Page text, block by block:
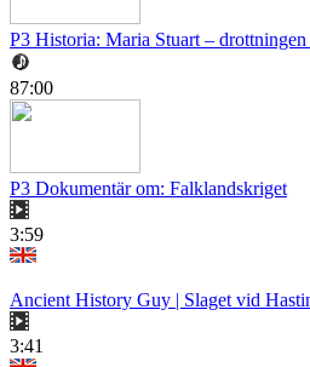
P3 Historia: Maria Stuart – drottningen
87:00
P3 Dokumentär om: Falklandskriget
3:59
Ancient History Guy | Slaget vid
3:41